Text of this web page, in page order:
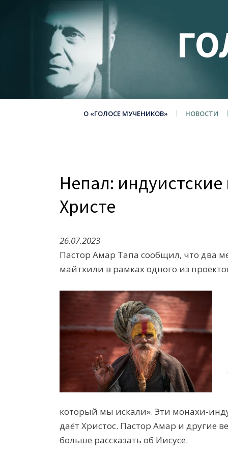
О «ГОЛОСЕ МУЧЕНИКОВ» НОВОСТИ
Непал:
Христе
26.07.2023
Пастор Амар Тапа сообщил, что два
майтхили в рамках одного из
который мы искали». Эти монахи-
даёт Христос. Пастор Амар и другие
больше рассказать об Иисусе.